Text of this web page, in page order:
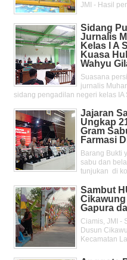
JMI - Hasil
Sidang
Jurnalis
Kelas l A
Kuasa
Wahyu
Suasana
jurnalis
sidang pengadilan negeri kelas IA
Jajaran
Ungkap
Gram
Farmasi
Barang Bukti
sabu dan
tunjukan di
Sambut
Gapura
Ciamis, JMI -
Dusun
Kecamatan